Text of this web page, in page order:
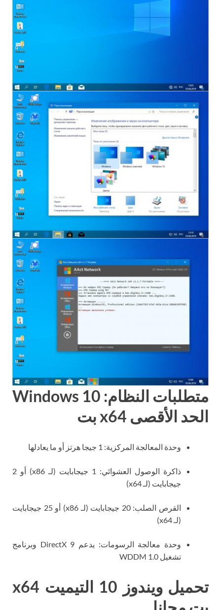
متطلبات النظام: Windows 10
الحد الأقصى x64 بت
وحدة المعالجة المركزية: 1 جيجا هرتز أو ما يعادلها
ذاكرة الوصول العشوائي: 1 جيجابايت (لـ x86) أو 2
جيجابايت (لـ x64)
القرص الصلب: 20 جيجابايت (لـ x86) أو 25 جيجابايت
(لـ x64)
وحدة معالجة الرسومات: يدعم DirectX 9 وبرنامج
تشغيل WDDM 1.0
تحميل ويندوز 10 التيميت x64